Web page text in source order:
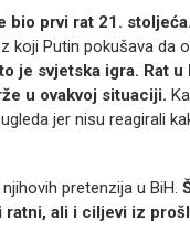
bio prvi rat 21. stoljeća.
koji Putin pokušava da
je svjetska igra. Rat
u ovakvoj situaciji.
jer nisu reagirali
pretenzija u BiH.
ratni, ali i ciljevi iz